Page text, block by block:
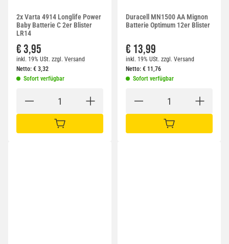
2x Varta 4914 Longlife Power
Baby Batterie C 2er Blister
LR14
€ 3,95
inkl. 19% USt. zzgl. Versand
Netto: € 3,32
Sofort verfügbar
IN DEN WARENKORB
Duracell MN1500 AA Mignon
Batterie Optimum 12er Blister
€ 13,99
inkl. 19% USt. zzgl. Versand
Netto: € 11,76
Sofort verfügbar
IN DEN WARENKORB